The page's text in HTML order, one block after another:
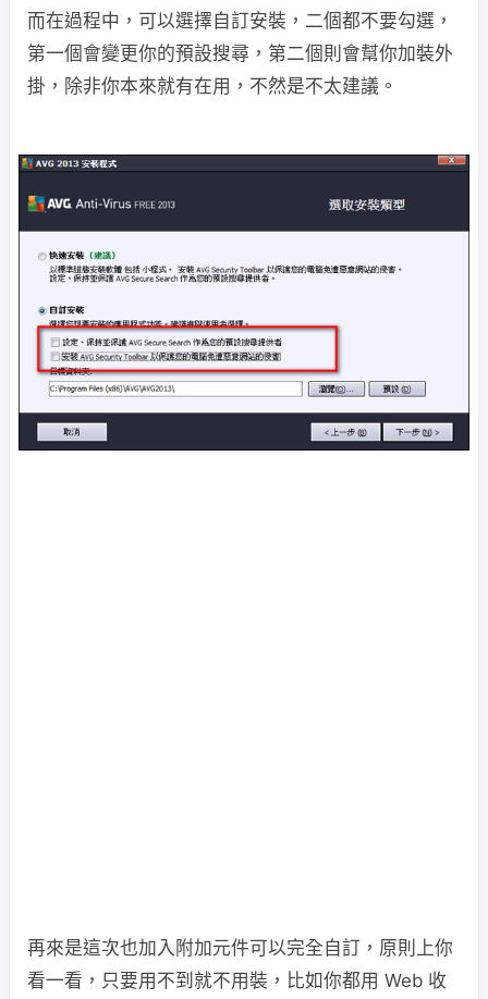
而在過程中，可以選擇自訂安裝，二個都不要勾選，
第一個會變更你的預設搜尋，第二個則會幫你加裝外
掛，除非你本來就有在用，不然是不太建議。
再來是這次也加入附加元件可以完全自訂，原則上你
看一看，只要用不到就不用裝，比如你都用 Web 收